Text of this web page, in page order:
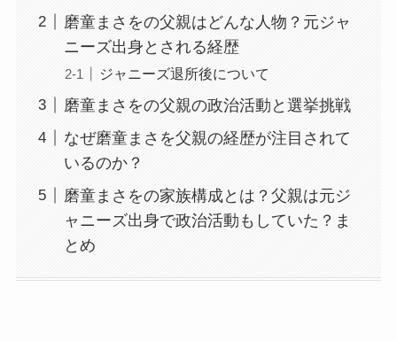
磨童まさをの父親はどんな人物？元ジャ
ニーズ出身とされる経歴
ジャニーズ退所後について
磨童まさをの父親の政治活動と選挙挑戦
なぜ磨童まさを父親の経歴が注目されて
いるのか？
磨童まさをの家族構成とは？父親は元ジ
ャニーズ出身で政治活動もしていた？ま
とめ